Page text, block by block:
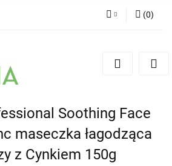
(0)
Soothing Face
maseczka łagodząca
z Cynkiem 150g